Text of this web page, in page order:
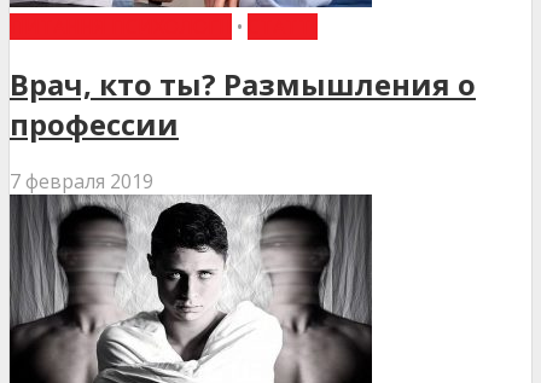
•
Врач, кто ты? Размышления о
профессии
7 февраля 2019